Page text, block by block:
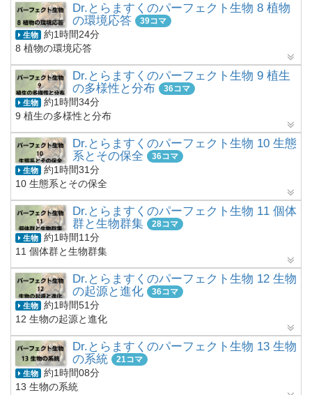
Dr.とらますくのパーフェクト生物 8 植物
の環境応答
39コマ
生物
約1時間24分
8 植物の環境応答
Dr.とらますくのパーフェクト生物 9 植生
の多様性と分布
36コマ
生物
約1時間34分
9 植生の多様性と分布
Dr.とらますくのパーフェクト生物 10 生態
系とその保全
36コマ
生物
約1時間31分
10 生態系とその保全
Dr.とらますくのパーフェクト生物 11 個体
群と生物群集
28コマ
生物
約1時間11分
11 個体群と生物群集
Dr.とらますくのパーフェクト生物 12 生物
の起源と進化
36コマ
生物
約1時間51分
12 生物の起源と進化
Dr.とらますくのパーフェクト生物 13 生物
の系統
21コマ
生物
約1時間08分
13 生物の系統